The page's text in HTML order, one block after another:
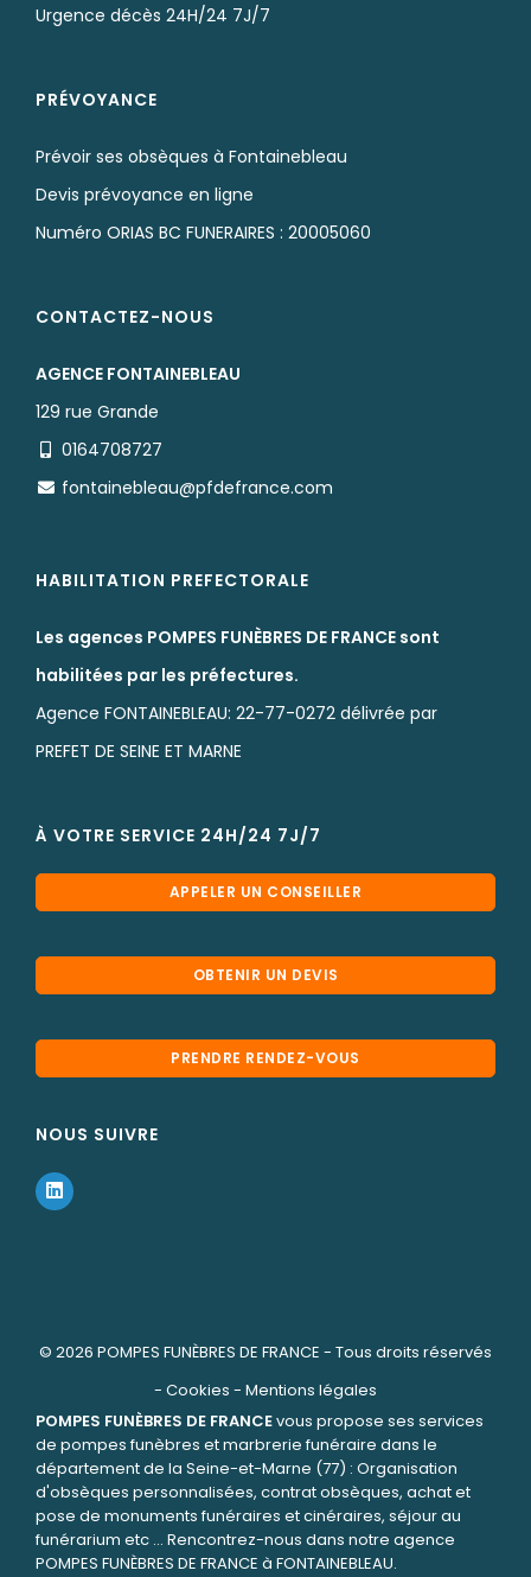
Urgence décès 24H/24 7J/7
PRÉVOYANCE
Prévoir ses obsèques à Fontainebleau
Devis prévoyance en ligne
Numéro ORIAS BC FUNERAIRES : 20005060
CONTACTEZ-NOUS
AGENCE FONTAINEBLEAU
129 rue Grande
0164708727
fontainebleau@pfdefrance.com
HABILITATION PREFECTORALE
Les agences POMPES FUNÈBRES DE FRANCE sont
habilitées par les préfectures.
Agence FONTAINEBLEAU: 22-77-0272 délivrée par
PREFET DE SEINE ET MARNE
À VOTRE SERVICE 24H/24 7J/7
APPELER UN CONSEILLER
OBTENIR UN DEVIS
PRENDRE RENDEZ-VOUS
NOUS SUIVRE
© 2026 POMPES FUNÈBRES DE FRANCE - Tous droits réservés
- Cookies - Mentions légales
POMPES FUNÈBRES DE FRANCEvous propose ses services
de pompes funèbres et marbrerie funéraire dans le
département de la Seine-et-Marne (77) : Organisation
d'obsèques personnalisées, contrat obsèques, achat et
pose de monuments funéraires et cinéraires, séjour au
funérarium etc ... Rencontrez-nous dans notre agence
POMPES FUNÈBRES DE FRANCE à FONTAINEBLEAU.